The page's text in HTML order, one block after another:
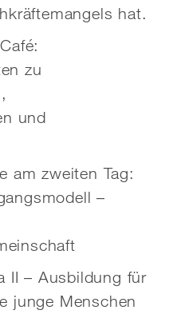
hat.
zu
und
am zweiten Tag:
–
II – Ausbildung für
junge Menschen